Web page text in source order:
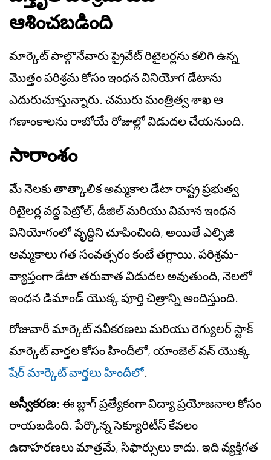
ఆశించబడింది
మార్కెట్ పాల్గొనేవారు ప్రైవేట్ రిటైలర్లను కలిగి ఉన్న
మొత్తం పరిశ్రమ కోసం ఇంధన వినియోగ డేటాను
ఎదురుచూస్తున్నారు. చమురు మంత్రిత్వ శాఖ ఆ
గణాంకాలను రాబోయే రోజుల్లో విడుదల చేయనుంది.
సారాంశం
మే నెలకు తాత్కాలిక అమ్మకాల డేటా రాష్ట్ర ప్రభుత్వ
రిటైలర్ల వద్ద పెట్రోల్, డీజిల్ మరియు విమాన ఇంధన
వినియోగంలో వృద్ధిని చూపించింది, అయితే ఎల్పిజి
అమ్మకాలు గత సంవత్సరం కంటే తగ్గాయి. పరిశ్రమ-
వ్యాప్తంగా డేటా తరువాత విడుదల అవుతుంది, నెలలో
ఇంధన డిమాండ్ యొక్క పూర్తి చిత్రాన్ని అందిస్తుంది.
రోజువారీ మార్కెట్ నవీకరణలు మరియు రెగ్యులర్ స్టాక్
మార్కెట్ వార్తల కోసం హిందీలో, యాంజెల్ వన్ యొక్క
షేర్ మార్కెట్ వార్తలు హిందీలో.
అస్వీకరణ: ఈ బ్లాగ్ ప్రత్యేకంగా విద్యా ప్రయోజనాల కోసం
రాయబడింది. పేర్కొన్న సెక్యూరిటీస్ కేవలం
ఉదాహరణలు మాత్రమే, సిఫార్సులు కాదు. ఇది వ్యక్తిగత